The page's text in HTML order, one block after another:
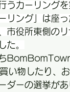
うカーリング
リング」は座
市役所東側の
た。
い物したり、
ダーの選挙が